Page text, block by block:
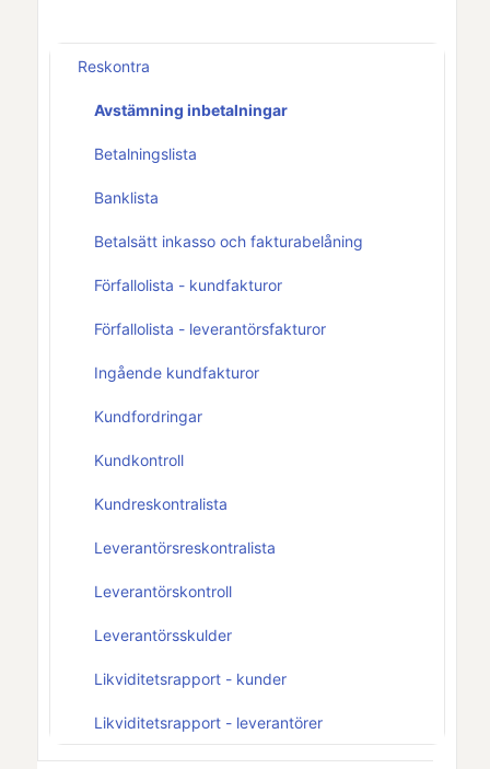
Reskontra
Avstämning inbetalningar
Betalningslista
Banklista
Betalsätt inkasso och fakturabelåning
Förfallolista - kundfakturor
Förfallolista - leverantörsfakturor
Ingående kundfakturor
Kundfordringar
Kundkontroll
Kundreskontralista
Leverantörsreskontralista
Leverantörskontroll
Leverantörsskulder
Likviditetsrapport - kunder
Likviditetsrapport - leverantörer